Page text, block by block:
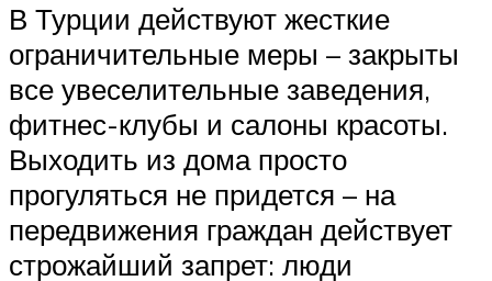
В Турции действуют жесткие
ограничительные меры – закрыты
все увеселительные заведения,
фитнес-клубы и салоны красоты.
Выходить из дома просто
прогуляться не придется – на
передвижения граждан действует
строжайший запрет: люди